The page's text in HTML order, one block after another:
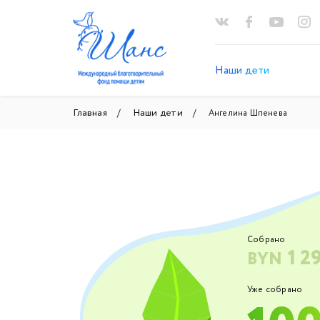
Наши дети
Главная Наши дети Ангелина Шпенева
Собрано
BYN 1
Уже собрано